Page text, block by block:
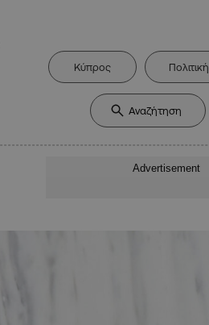
Κύπρος Πολιτική
Advertisement